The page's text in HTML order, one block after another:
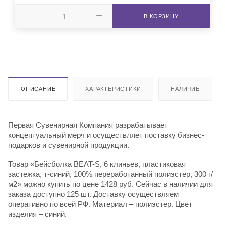
В КОРЗИНУ
ОПИСАНИЕ ХАРАКТЕРИСТИКИ НАЛИЧИЕ
Первая Сувенирная Компания разрабатывает
концептуальный мерч и осуществляет поставку бизнес-
подарков и сувенирной продукции.
Товар «Бейсболка BEAT-S, 6 клиньев, пластиковая
застежка, т-синий, 100% переработанный полиэстер, 300 г/
м2» можно купить по цене 1428 руб. Сейчас в наличии для
заказа доступно 125 шт. Доставку осуществляем
оперативно по всей РФ. Материал – полиэстер. Цвет
изделия – синий.